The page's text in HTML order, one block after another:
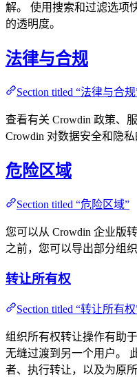
解。 使用搜索和过滤选项
的透明度。
法律与合规
Section titled “法律与合规
查看有关 Crowdin 政策、
Crowdin 对数据安全和隐私
危险区域
Section titled “危险区域”
您可以从 Crowdin 企业版
之前，您可以导出部分组
转让所有权
Section titled “转让所有权
组织所有权转让操作有助
无缝过渡到另一个用户。
者、执行转让，以及为原